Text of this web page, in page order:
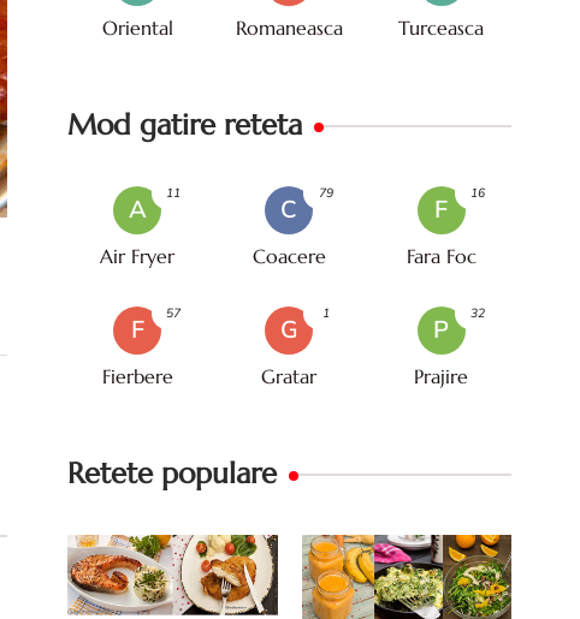
Oriental Romaneasca Turceasca
Mod gatire reteta
A
Air Fryer
11
C
Coacere
79
F
Fara Foc
16
F
Fierbere
57
G
Gratar
1
P
Prajire
32
Retete populare